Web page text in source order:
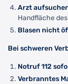
Arzt
Handfläche
Blasen nicht
Bei schweren
Notruf 112
Verbranntes